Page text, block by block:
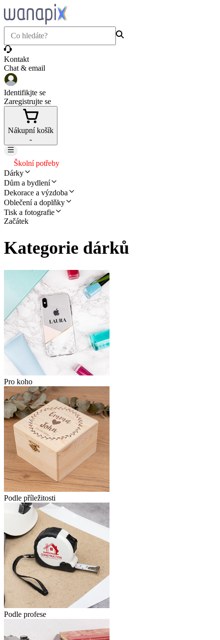
Kontakt
Chat & email
Identifikjte se
Zaregistrujte se
Nákupní košík
-
Školní potřeby
Dárky
Dům a bydlení
Dekorace a výzdoba
Oblečení a doplňky
Tisk a fotografie
Začátek
Kategorie dárků
Pro koho
Podle příležitosti
Podle profese